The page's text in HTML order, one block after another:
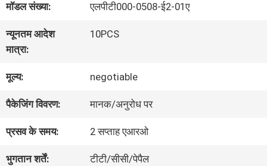
हमारे
बारे
में
कारखाना
भ्रमण
मॉडल संख्या: एलपीटी000-0508-ई2-01ए
न्यूनतम आदेश
मात्रा:
10PCS
मूल्य: negotiable
पैकेजिंग विवरण: मानक/अनुरोध पर
प्रसव के समय: 2 सप्ताह एआरओ
भुगतान शर्तें: टीटी/सीसी/पेपैल